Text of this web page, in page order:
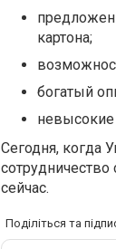
картона;
богатый
невысокие
Сегодня, когда
сейчас.
Поділіться та